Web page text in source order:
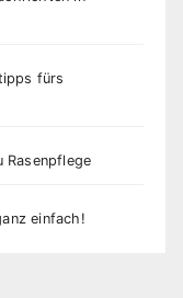
fürs
Rasenpflege
einfach!